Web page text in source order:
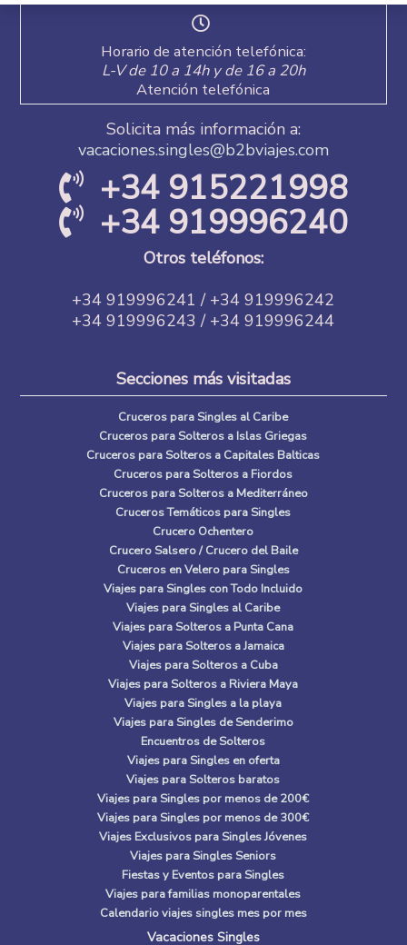
Horario de atención telefónica:
L-V de 10 a 14h y de 16 a 20h
Atención telefónica
Solicita más información a:
vacaciones.singles@b2bviajes.com
+34 915221998
+34 919996240
Otros teléfonos:
+34 919996241 / +34 919996242
+34 919996243 / +34 919996244
Secciones más visitadas
Cruceros para Singles al Caribe
Cruceros para Solteros a Islas Griegas
Cruceros para Solteros a Capitales Balticas
Cruceros para Solteros a Fiordos
Cruceros para Solteros a Mediterráneo
Cruceros Temáticos para Singles
Crucero Ochentero
Crucero Salsero / Crucero del Baile
Cruceros en Velero para Singles
Viajes para Singles con Todo Incluido
Viajes para Singles al Caribe
Viajes para Solteros a Punta Cana
Viajes para Solteros a Jamaica
Viajes para Solteros a Cuba
Viajes para Solteros a Riviera Maya
Viajes para Singles a la playa
Viajes para Singles de Senderimo
Encuentros de Solteros
Viajes para Singles en oferta
Viajes para Solteros baratos
Viajes para Singles por menos de 200€
Viajes para Singles por menos de 300€
Viajes Exclusivos para Singles Jóvenes
Viajes para Singles Seniors
Fiestas y Eventos para Singles
Viajes para familias monoparentales
Calendario viajes singles mes por mes
Vacaciones Singles